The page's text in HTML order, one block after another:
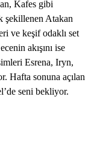
Kafes gibi
şekillenen Atakan
ve keşif odaklı set
akışını ise
Esrena, Iryn,
Hafta sonuna açılan
seni bekliyor.